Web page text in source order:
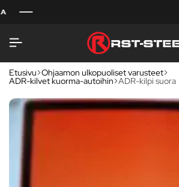
Etusivu Ohjaamon ulkopuoliset varusteet
ADR-kilvet kuorma-autoihin ADR-kilpi suora